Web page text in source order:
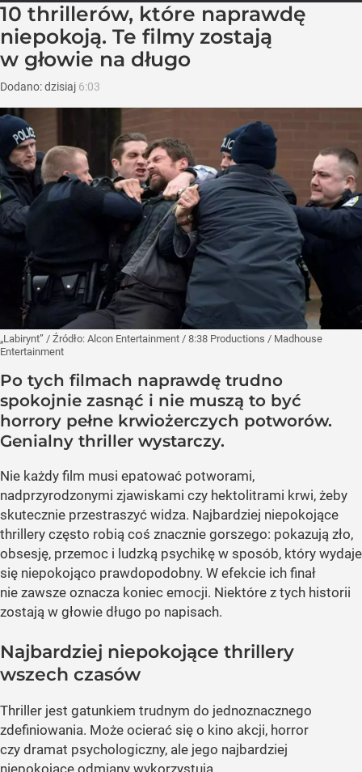
10 thrillerów, które naprawdę
niepokoją. Te filmy zostają
w głowie na długo
Dodano:dzisiaj 6:03
„Labirynt” / Źródło: Alcon Entertainment / 8:38 Productions / Madhouse
Entertainment
Po tych filmach naprawdę trudno
spokojnie zasnąć i nie muszą to być
horrory pełne krwiożerczych potworów.
Genialny thriller wystarczy.
Nie każdy film musi epatować potworami,
nadprzyrodzonymi zjawiskami czy hektolitrami krwi, żeby
skutecznie przestraszyć widza. Najbardziej niepokojące
thrillery często robią coś znacznie gorszego: pokazują zło,
obsesję, przemoc i ludzką psychikę w sposób, który wydaje
się niepokojąco prawdopodobny. W efekcie ich finał
nie zawsze oznacza koniec emocji. Niektóre z tych historii
zostają w głowie długo po napisach.
Najbardziej niepokojące thrillery
wszech czasów
Thriller jest gatunkiem trudnym do jednoznacznego
zdefiniowania. Może ocierać się o kino akcji, horror
czy dramat psychologiczny, ale jego najbardziej
niepokojące odmiany wykorzystują...